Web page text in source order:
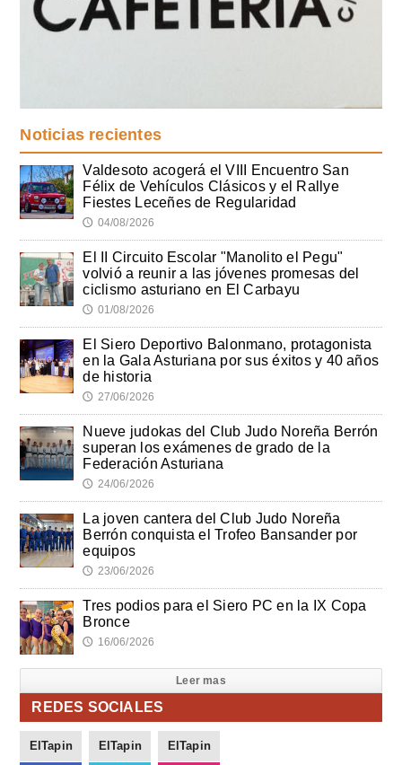
Noticias recientes
Valdesoto acogerá el VIII Encuentro San
Félix de Vehículos Clásicos y el Rallye
Fiestes Leceñes de Regularidad
🕔 04/08/2026
El II Circuito Escolar "Manolito el Pegu"
volvió a reunir a las jóvenes promesas del
ciclismo asturiano en El Carbayu
🕔 01/08/2026
El Siero Deportivo Balonmano, protagonista
en la Gala Asturiana por sus éxitos y 40 años
de historia
🕔 27/06/2026
Nueve judokas del Club Judo Noreña Berrón
superan los exámenes de grado de la
Federación Asturiana
🕔 24/06/2026
La joven cantera del Club Judo Noreña
Berrón conquista el Trofeo Bansander por
equipos
🕔 23/06/2026
Tres podios para el Siero PC en la IX Copa
Bronce
🕔 16/06/2026
Leer mas
REDES SOCIALES
ElTapin ElTapin ElTapin